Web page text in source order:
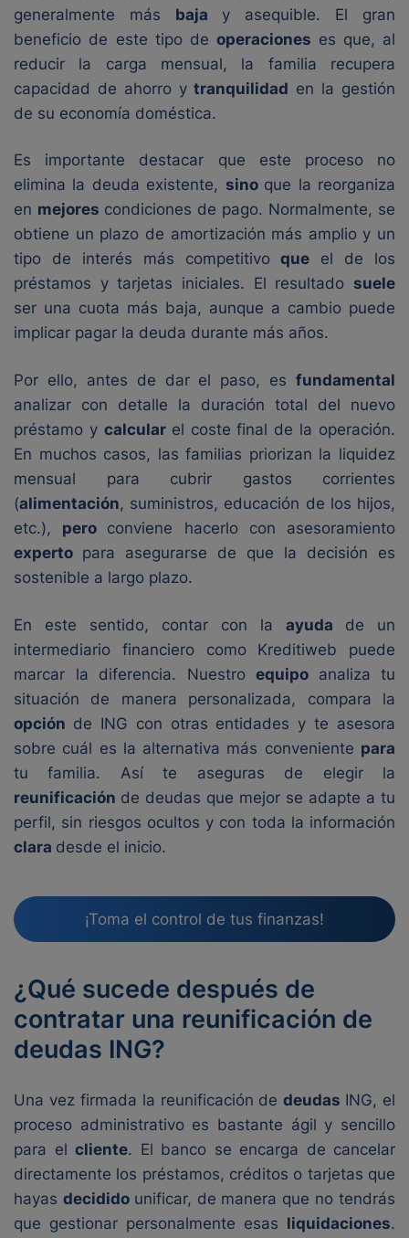
generalmente más baja y asequible. El gran
beneficio de este tipo deoperaciones es que, al
reducir la carga mensual, la familia recupera
capacidad de ahorro ytranquilidad en la gestión
de su economía doméstica.
Es importante destacar que este proceso no
elimina la deuda existente, sino que la reorganiza
en mejores condiciones de pago. Normalmente, se
obtiene un plazo de amortización más amplio y un
tipo de interés más competitivoque el de los
préstamos y tarjetas iniciales. El resultado suele
ser una cuota más baja, aunque a cambio puede
implicar pagar la deuda durante más años.
Por ello, antes de dar el paso, es fundamental
analizar con detalle la duración total del nuevo
préstamo y calcular el coste final de la operación.
En muchos casos, las familias priorizan la liquidez
mensual para cubrir gastos corrientes
(alimentación, suministros, educación de los hijos,
etc.), pero conviene hacerlo con asesoramiento
experto para asegurarse de que la decisión es
sostenible a largo plazo.
En este sentido, contar con la ayuda de un
intermediario financiero como Kreditiweb puede
marcar la diferencia. Nuestro equipo analiza tu
situación de manera personalizada, compara la
opción de ING con otras entidades y te asesora
sobre cuál es la alternativa más conveniente para
tu familia. Así te aseguras de elegir la
reunificación de deudas que mejor se adapte a tu
perfil, sin riesgos ocultos y con toda la información
clara desde el inicio.
¡Toma el control de tus finanzas!
¿Qué sucede después de
contratar una reunificación de
deudas ING?
Una vez firmada la reunificación dedeudas ING, el
proceso administrativo es bastante ágil y sencillo
para el cliente. El banco se encarga de cancelar
directamente los préstamos, créditos o tarjetas que
hayas decidido unificar, de manera que no tendrás
que gestionar personalmente esas liquidaciones.